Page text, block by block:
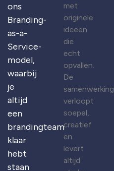
ons
Branding-
as-a-
Service-
model,
waarbij
je
altijd
een
brandingteam
klaar
hebt
staan
met
originele
ideeën
die
echt
opvallen.
De
samenwerking
verloopt
soepel,
creatief
en
levert
altijd